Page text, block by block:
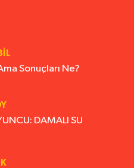
Sonuçları Ne?
DAMALI SU